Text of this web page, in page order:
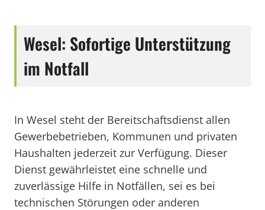
Wesel: Sofortige Unterstützung
im Notfall
In Wesel steht der Bereitschaftsdienst allen
Gewerbebetrieben, Kommunen und privaten
Haushalten jederzeit zur Verfügung. Dieser
Dienst gewährleistet eine schnelle und
zuverlässige Hilfe in Notfällen, sei es bei
technischen Störungen oder anderen